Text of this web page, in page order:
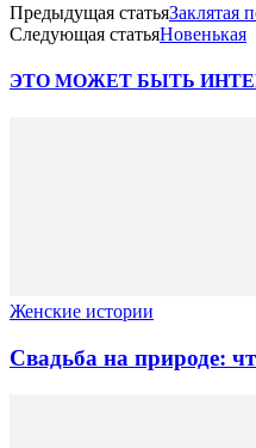
Предыдущая статьяЗаклятая
Следующая статьяНовенькая
ЭТО МОЖЕТ БЫТЬ
Женские истории
Свадьба на природе: